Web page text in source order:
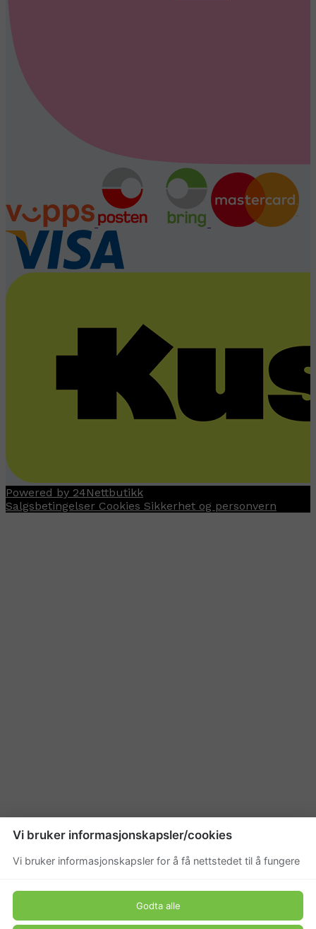
Powered by 24Nettbutikk
Salgsbetingelser Cookies Sikkerhet og personvern
Vi bruker informasjonskapsler/cookies
Vi bruker informasjonskapsler for å få nettstedet til å fungere
Godta alle